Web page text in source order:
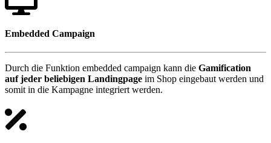
Embedded Campaign
Durch die Funktion embedded campaign kann die Gamification
auf jeder beliebigen Landingpage im Shop eingebaut werden und
somit in die Kampagne integriert werden.